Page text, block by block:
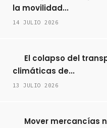
la movilidad...
14 JULIO 2026
El colapso del
climáticas de...
13 JULIO 2026
Mover mercancías